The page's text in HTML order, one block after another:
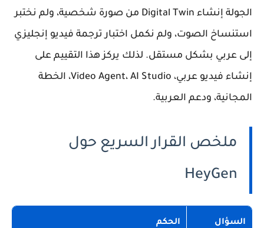
الجولة إنشاء Digital Twin من صورة شخصية، ولم نختبر
استنساخ الصوت، ولم نكمل اختبار ترجمة فيديو إنجليزي
إلى عربي بشكل مستقل. لذلك يركز هذا التقييم على
إنشاء فيديو عربي، Video Agent، AI Studio، الخطة
المجانية، ودعم العربية.
ملخص القرار السريع حول
HeyGen
السؤال الحكم